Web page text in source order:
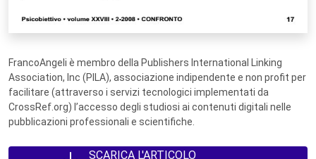
FrancoAngeli è membro della Publishers International Linking
Association, Inc (PILA), associazione indipendente e non profit per
facilitare (attraverso i servizi tecnologici implementati da
CrossRef.org) l’accesso degli studiosi ai contenuti digitali nelle
pubblicazioni professionali e scientifiche.
SCARICA L'ARTICOLO